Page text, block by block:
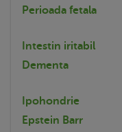
Perioada fetala
Intestin iritabil
Dementa
Ipohondrie
Epstein Barr